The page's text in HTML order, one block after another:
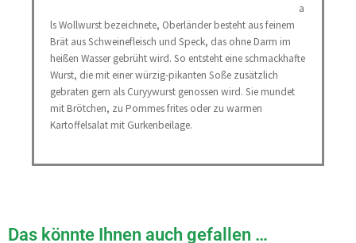
a
ls Wollwurst bezeichnete, Oberländer besteht aus feinem
Brät aus Schweinefleisch und Speck, das ohne Darm im
heißen Wasser gebrüht wird. So entsteht eine schmackhafte
Wurst, die mit einer würzig-pikanten Soße zusätzlich
gebraten gern als Curyywurst genossen wird. Sie mundet
mit Brötchen, zu Pommes frites oder zu warmen
Kartoffelsalat mit Gurkenbeilage.
Das könnte Ihnen auch gefallen …